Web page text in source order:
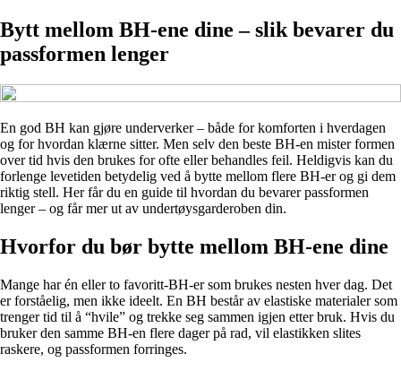
Bytt mellom BH-ene dine – slik bevarer du
passformen lenger
En god BH kan gjøre underverker – både for komforten i hverdagen
og for hvordan klærne sitter. Men selv den beste BH-en mister formen
over tid hvis den brukes for ofte eller behandles feil. Heldigvis kan du
forlenge levetiden betydelig ved å bytte mellom flere BH-er og gi dem
riktig stell. Her får du en guide til hvordan du bevarer passformen
lenger – og får mer ut av undertøysgarderoben din.
Hvorfor du bør bytte mellom BH-ene dine
Mange har én eller to favoritt-BH-er som brukes nesten hver dag. Det
er forståelig, men ikke ideelt. En BH består av elastiske materialer som
trenger tid til å “hvile” og trekke seg sammen igjen etter bruk. Hvis du
bruker den samme BH-en flere dager på rad, vil elastikken slites
raskere, og passformen forringes.